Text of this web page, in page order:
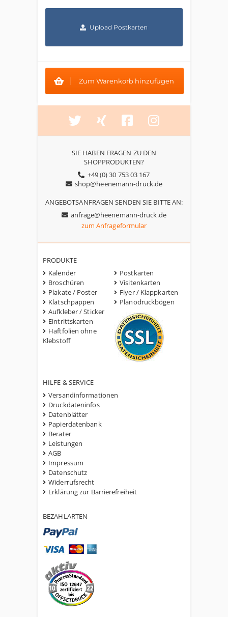
Upload Postkarten
Zum Warenkorb hinzufügen
SIE HABEN FRAGEN ZU DEN
SHOPPRODUKTEN?
+49 (0) 30 753 03 167
shop@heenemann-druck.de
ANGEBOTSANFRAGEN SENDEN SIE BITTE AN:
anfrage@heenemann-druck.de
zum Anfrageformular
PRODUKTE
Kalender
Broschüren
Plakate / Poster
Klatschpappen
Aufkleber / Sticker
Eintrittskarten
Haftfolien ohne
Klebstoff
Postkarten
Visitenkarten
Flyer / Klappkarten
Planodruckbögen
HILFE & SERVICE
Versandinformationen
Druckdateninfos
Datenblätter
Papierdatenbank
Berater
Leistungen
AGB
Impressum
Datenschutz
Widerrufsrecht
Erklärung zur Barrierefreiheit
BEZAHLARTEN